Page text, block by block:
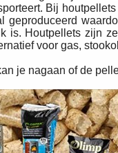
Bij
geproduceerd
is. Houtpellets zijn
voor gas,
je nagaan of de